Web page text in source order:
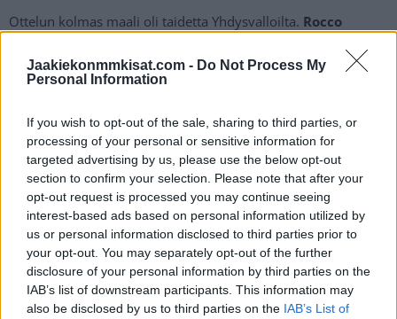
Jaakiekonmmkisat.com - Do Not Process My
Personal Information
If you wish to opt-out of the sale, sharing to third parties, or
processing of your personal or sensitive information for
targeted advertising by us, please use the below opt-out
section to confirm your selection. Please note that after your
opt-out request is processed you may continue seeing
interest-based ads based on personal information utilized by
us or personal information disclosed to third parties prior to
your opt-out. You may separately opt-out of the further
disclosure of your personal information by third parties on the
IAB’s list of downstream participants. This information may
also be disclosed by us to third parties on the IAB’s List of
Ottelun kolmas maali oli taidetta Yhdysvalloilta. Rocco
Alex Tuchille, jolla oli helppo työ iskeä kiekko maaliin ohi
https://twitter.com/IIHFHockey/status/16570462484725923
Suomi ei kolmannessa erässä alun muutamaa hyvää
tekopaikkaa lukuun ottamatta meinannut päästä vaarallisille
paikoille USA:n päässä Yhdysvaltojen puolustaessa omalla
alueella vakuuttavasti. Kolmannessa erässä nähtiin kuitenkin
vielä yksi maali, kun Yhdysvallat sai kiekon Suomen tyhjänä